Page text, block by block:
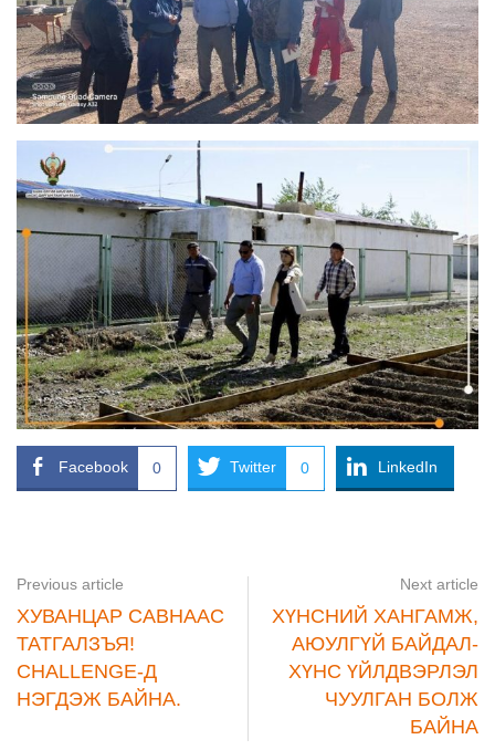
Facebook 0 Twitter 0 LinkedIn
Previous article
ХУВАНЦАР САВНААС
ТАТГАЛЗЪЯ!
CHALLENGE-Д
НЭГДЭЖ БАЙНА.
Next article
ХҮНСНИЙ ХАНГАМЖ,
АЮУЛГҮЙ БАЙДАЛ-
ХҮНС ҮЙЛДВЭРЛЭЛ
ЧУУЛГАН БОЛЖ
БАЙНА